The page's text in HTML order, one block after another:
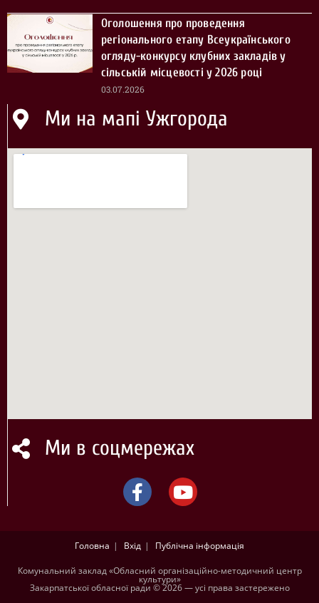
Оголошення про проведення
регіонального етапу Всеукраїнського
огляду-конкурсу клубних закладів у
сільській місцевості у 2026 році
03.07.2026
Ми на мапі Ужгорода
Ми в соцмережах
Головна Вхід Публічна інформація
Комунальний заклад «Обласний організаційно-методичний центр
культури»
Закарпатської обласної ради © 2026 — усі права застережено